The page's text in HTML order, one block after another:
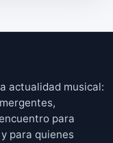
actualidad musical:
para
para quienes